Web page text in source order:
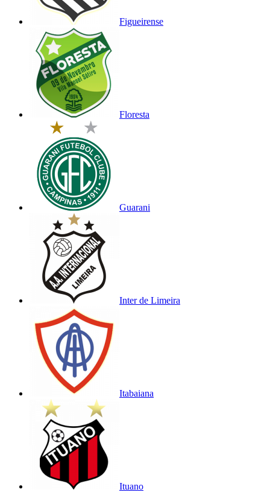
Figueirense
Floresta
Guarani
Inter de Limeira
Itabaiana
Ituano